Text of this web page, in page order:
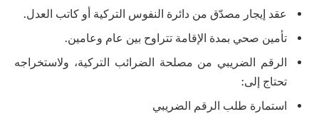
عقد إيجار مصدّق من دائرة النفوس التركية أو كاتب العدل.
تأمين صحي بمدة الإقامة تتراوح بين عام وعامين.
الرقم الضريبي من مصلحة الضرائب التركية، ولاستخراجه
تحتاج إلى:
استمارة طلب الرقم الضريبي